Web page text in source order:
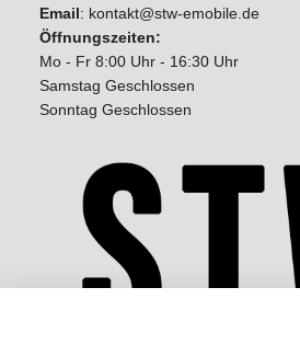
Email: kontakt@stw-emobile.de
Öffnungszeiten:
Mo - Fr 8:00 Uhr - 16:30 Uhr
Samstag Geschlossen
Sonntag Geschlossen